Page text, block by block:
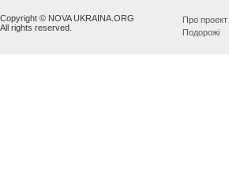
Copyright © NOVA UKRAINA.ORG
All rights reserved.
Про проект
Подорожі